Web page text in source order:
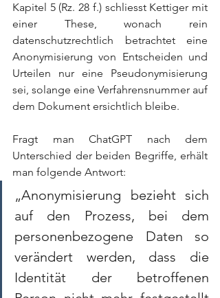
Kapitel 5 (Rz. 28 f.) schliesst Kettiger mit
einer These, wonach rein
datenschutzrechtlich betrachtet eine
Anonymisierung von Entscheiden und
Urteilen nur eine Pseudonymisierung
sei, solange eine Verfahrensnummer auf
dem Dokument ersichtlich bleibe.
Fragt man ChatGPT nach dem
Unterschied der beiden Begriffe, erhält
man folgende Antwort:
„Anonymisierung bezieht sich
auf den Prozess, bei dem
personenbezogene Daten so
verändert werden, dass die
Identität der betroffenen